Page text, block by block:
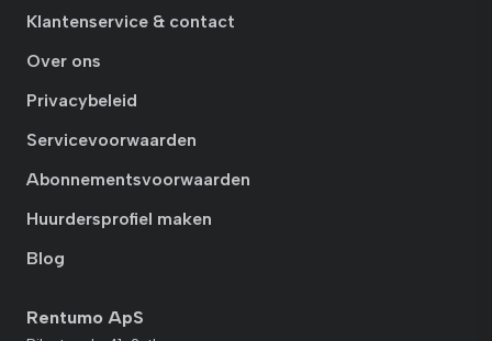
Klantenservice & contact
Over ons
Privacybeleid
Servicevoorwaarden
Abonnementsvoorwaarden
Huurdersprofiel maken
Blog
Rentumo ApS